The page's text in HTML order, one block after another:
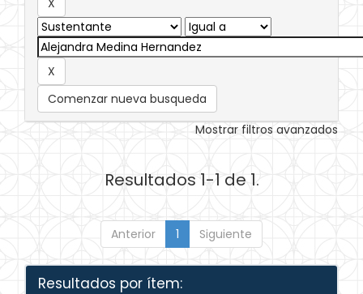
Comenzar nueva busqueda
Mostrar filtros avanzados
Resultados 1-1 de 1.
Anterior 1 Siguiente
Resultados por ítem: